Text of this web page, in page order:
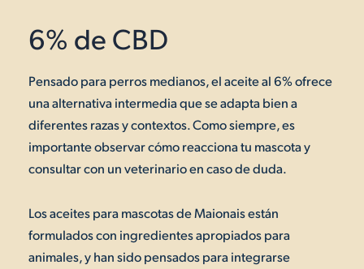
6% de CBD
Pensado para perros medianos, el aceite al 6% ofrece
una alternativa intermedia que se adapta bien a
diferentes razas y contextos. Como siempre, es
importante observar cómo reacciona tu mascota y
consultar con un veterinario en caso de duda.
Los aceites para mascotas de Maionais están
formulados con ingredientes apropiados para
animales, y han sido pensados para integrarse